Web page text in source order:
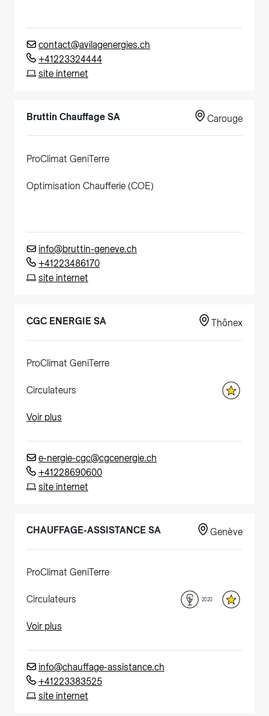
contact@avilagenergies.ch
+41223324444
site internet
Bruttin Chauffage SA Carouge
ProClimat GeniTerre
Optimisation Chaufferie (COE)
info@bruttin-geneve.ch
+41223486170
site internet
CGC ENERGIE SA Thônex
ProClimat GeniTerre
Circulateurs
Voir plus
e-nergie-cgc@cgcenergie.ch
+41228690600
site internet
CHAUFFAGE-ASSISTANCE SA Genève
ProClimat GeniTerre
Circulateurs 2020
Voir plus
info@chauffage-assistance.ch
+41223383525
site internet